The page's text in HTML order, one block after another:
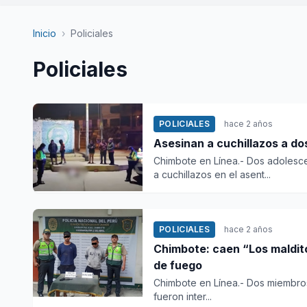
Inicio › Policiales
Policiales
POLICIALES hace 2 años
Asesinan a cuchillazos a
Chimbote en Línea.- Dos
a cuchillazos en el asent...
POLICIALES hace 2 años
Chimbote: caen “Los
de fuego
Chimbote en Línea.- Dos
fueron inter...